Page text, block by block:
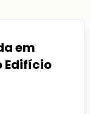
em
Edifício